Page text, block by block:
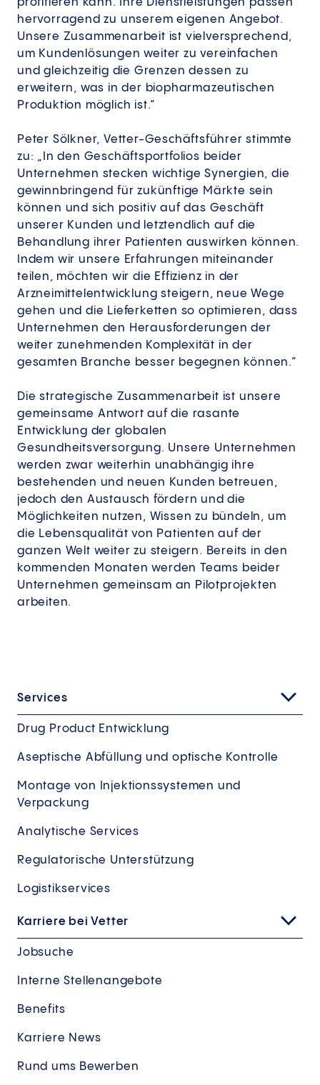
hervorragend zu unserem eigenen Angebot.
Unsere Zusammenarbeit ist vielversprechend,
um Kundenlösungen weiter zu vereinfachen
und gleichzeitig die Grenzen dessen zu
erweitern, was in der biopharmazeutischen
Produktion möglich ist.“
Peter Sölkner, Vetter-Geschäftsführer stimmte
zu: „In den Geschäftsportfolios beider
Unternehmen stecken wichtige Synergien, die
gewinnbringend für zukünftige Märkte sein
können und sich positiv auf das Geschäft
unserer Kunden und letztendlich auf die
Behandlung ihrer Patienten auswirken können.
Indem wir unsere Erfahrungen miteinander
teilen, möchten wir die Effizienz in der
Arzneimittelentwicklung steigern, neue Wege
gehen und die Lieferketten so optimieren, dass
Unternehmen den Herausforderungen der
weiter zunehmenden Komplexität in der
gesamten Branche besser begegnen können.“
Die strategische Zusammenarbeit ist unsere
gemeinsame Antwort auf die rasante
Entwicklung der globalen
Gesundheitsversorgung. Unsere Unternehmen
werden zwar weiterhin unabhängig ihre
bestehenden und neuen Kunden betreuen,
jedoch den Austausch fördern und die
Möglichkeiten nutzen, Wissen zu bündeln, um
die Lebensqualität von Patienten auf der
ganzen Welt weiter zu steigern. Bereits in den
kommenden Monaten werden Teams beider
Unternehmen gemeinsam an Pilotprojekten
arbeiten.
Services
Drug Product Entwicklung
Aseptische Abfüllung und optische Kontrolle
Montage von Injektionssystemen und
Verpackung
Analytische Services
Regulatorische Unterstützung
Logistikservices
Karriere bei Vetter
Jobsuche
Interne Stellenangebote
Benefits
Karriere News
Rund ums Bewerben